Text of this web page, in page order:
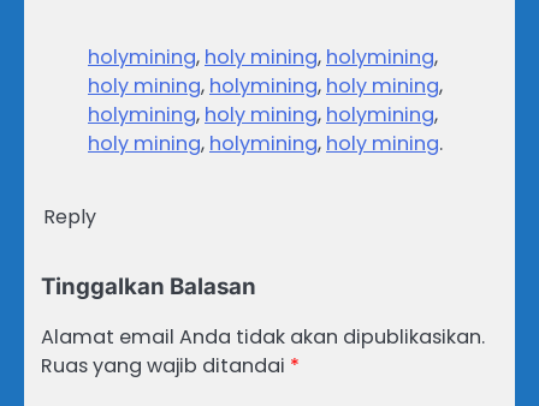
holymining, holy mining, holymining,
holy mining, holymining, holy mining,
holymining, holy mining, holymining,
holy mining, holymining, holy mining.
Reply
Tinggalkan Balasan
Alamat email Anda tidak akan dipublikasikan.
Ruas yang wajib ditandai *